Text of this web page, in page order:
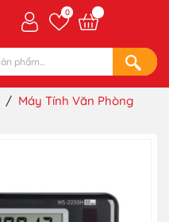
0
/ Máy Tính Văn Phòng